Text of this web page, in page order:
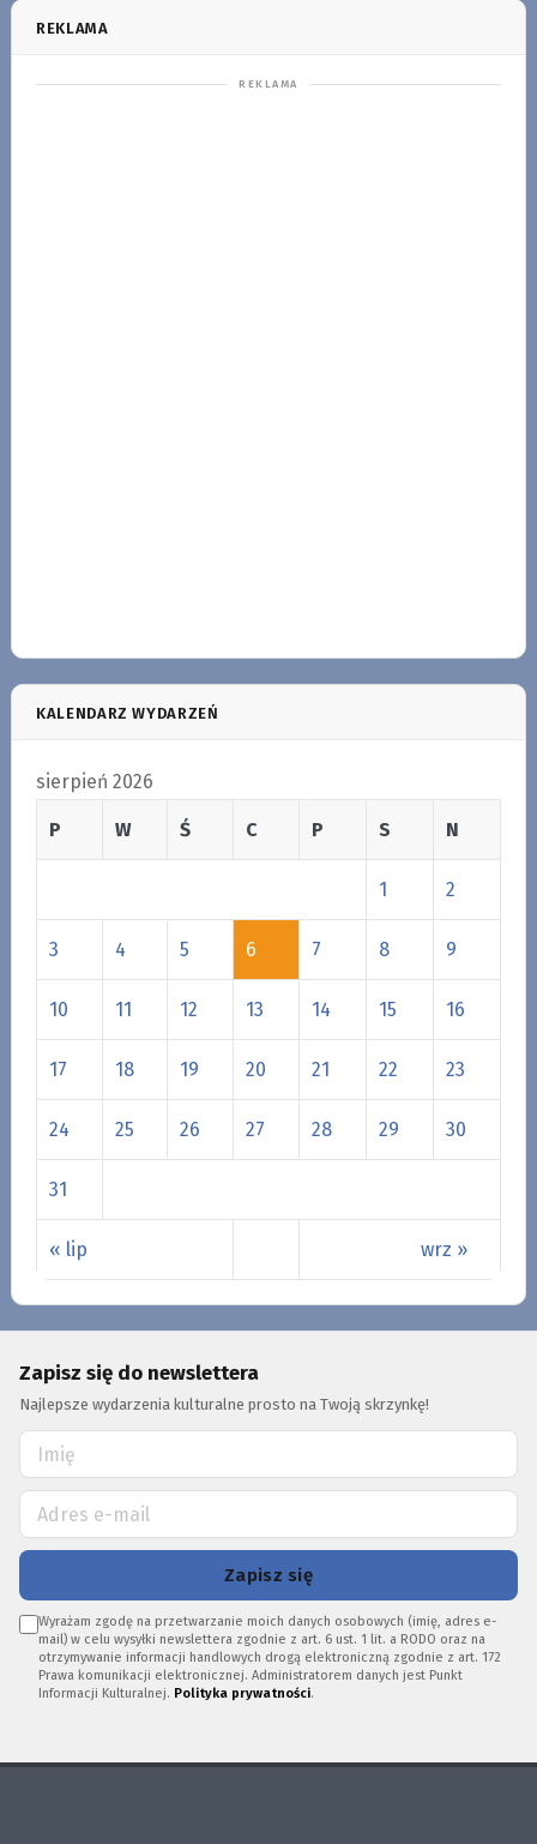
REKLAMA
KALENDARZ WYDARZEŃ
sierpień 2026
P W Ś C P S N
« lip wrz »
1 2
3 4 5 6 7 8 9
10 11 12 13 14 15 16
17 18 19 20 21 22 23
24 25 26 27 28 29 30
31
Zapisz się do newslettera
Najlepsze wydarzenia kulturalne prosto na Twoją skrzynkę!
Zapisz się
Wyrażam zgodę na przetwarzanie moich danych osobowych (imię, adres e-
mail) w celu wysyłki newslettera zgodnie z art. 6 ust. 1 lit. a RODO oraz na
otrzymywanie informacji handlowych drogą elektroniczną zgodnie z art. 172
Prawa komunikacji elektronicznej. Administratorem danych jest Punkt
Informacji Kulturalnej. Polityka prywatności.